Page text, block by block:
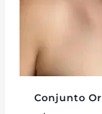
Conjunto